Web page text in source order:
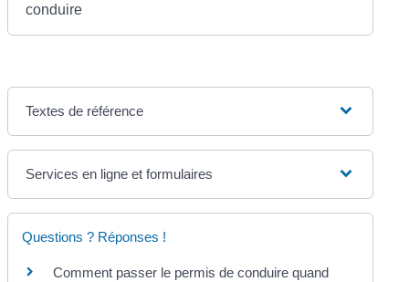
conduire
Textes de référence
Services en ligne et formulaires
Questions ? Réponses !
Comment passer le permis de conduire quand